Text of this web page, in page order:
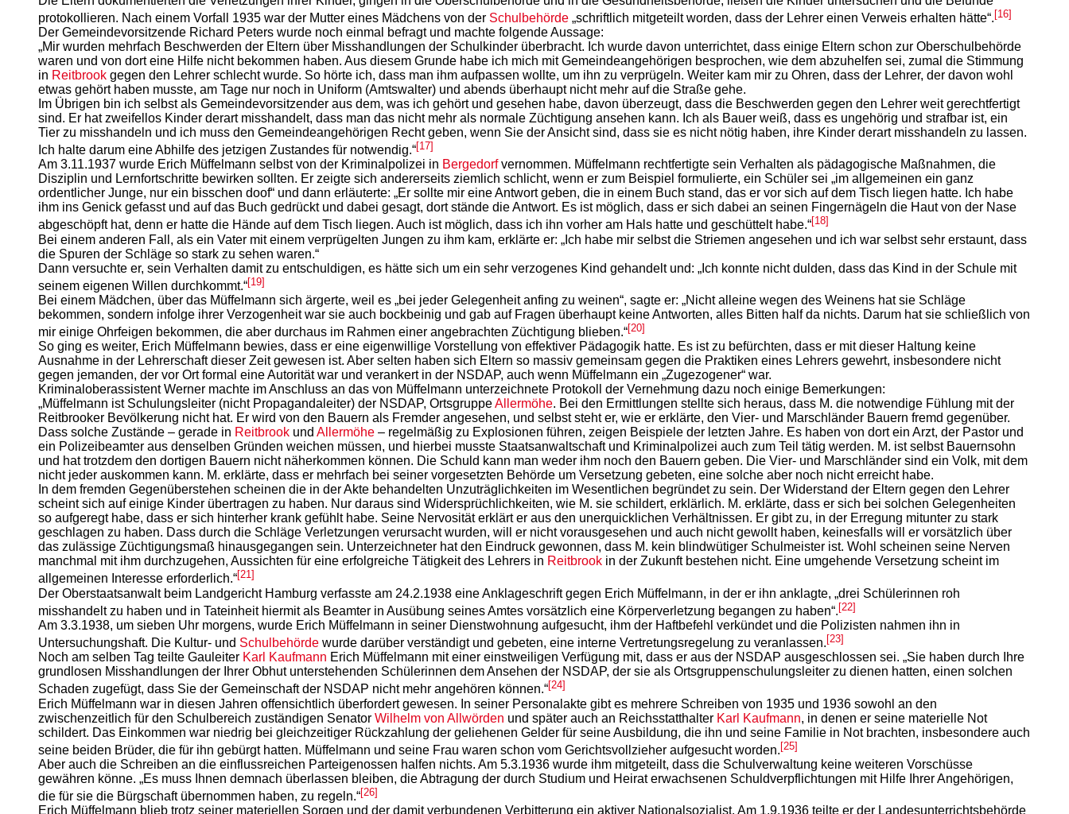
protokollieren. Nach einem Vorfall 1935 war der Mutter eines Mädchens von der Schulbehörde „schriftlich mitgeteilt worden, dass der Lehrer einen Verweis erhalten hätte“.[16]
Der Gemeindevorsitzende Richard Peters wurde noch einmal befragt und machte folgende Aussage:
„Mir wurden mehrfach Beschwerden der Eltern über Misshandlungen der Schulkinder überbracht. Ich wurde davon unterrichtet, dass einige Eltern schon zur Oberschulbehörde
waren und von dort eine Hilfe nicht bekommen haben. Aus diesem Grunde habe ich mich mit Gemeindeangehörigen besprochen, wie dem abzuhelfen sei, zumal die Stimmung
in Reitbrook gegen den Lehrer schlecht wurde. So hörte ich, dass man ihm aufpassen wollte, um ihn zu verprügeln. Weiter kam mir zu Ohren, dass der Lehrer, der davon wohl
etwas gehört haben musste, am Tage nur noch in Uniform (Amtswalter) und abends überhaupt nicht mehr auf die Straße gehe.
Im Übrigen bin ich selbst als Gemeindevorsitzender aus dem, was ich gehört und gesehen habe, davon überzeugt, dass die Beschwerden gegen den Lehrer weit gerechtfertigt
sind. Er hat zweifellos Kinder derart misshandelt, dass man das nicht mehr als normale Züchtigung ansehen kann. Ich als Bauer weiß, dass es ungehörig und strafbar ist, ein
Tier zu misshandeln und ich muss den Gemeindeangehörigen Recht geben, wenn Sie der Ansicht sind, dass sie es nicht nötig haben, ihre Kinder derart misshandeln zu lassen.
Ich halte darum eine Abhilfe des jetzigen Zustandes für notwendig.“[17]
Am 3.11.1937 wurde Erich Müffelmann selbst von der Kriminalpolizei in Bergedorfvernommen. Müffelmann rechtfertigte sein Verhalten als pädagogische Maßnahmen, die
Disziplin und Lernfortschritte bewirken sollten. Er zeigte sich andererseits ziemlich schlicht, wenn er zum Beispiel formulierte, ein Schüler sei „im allgemeinen ein ganz
ordentlicher Junge, nur ein bisschen doof“ und dann erläuterte: „Er sollte mir eine Antwort geben, die in einem Buch stand, das er vor sich auf dem Tisch liegen hatte. Ich habe
ihm ins Genick gefasst und auf das Buch gedrückt und dabei gesagt, dort stände die Antwort. Es ist möglich, dass er sich dabei an seinen Fingernägeln die Haut von der Nase
abgeschöpft hat, denn er hatte die Hände auf dem Tisch liegen. Auch ist möglich, dass ich ihn vorher am Hals hatte und geschüttelt habe.“[18]
Bei einem anderen Fall, als ein Vater mit einem verprügelten Jungen zu ihm kam, erklärte er: „Ich habe mir selbst die Striemen angesehen und ich war selbst sehr erstaunt, dass
die Spuren der Schläge so stark zu sehen waren.“
Dann versuchte er, sein Verhalten damit zu entschuldigen, es hätte sich um ein sehr verzogenes Kind gehandelt und: „Ich konnte nicht dulden, dass das Kind in der Schule mit
seinem eigenen Willen durchkommt.“[19]
Bei einem Mädchen, über das Müffelmann sich ärgerte, weil es „bei jeder Gelegenheit anfing zu weinen“, sagte er: „Nicht alleine wegen des Weinens hat sie Schläge
bekommen, sondern infolge ihrer Verzogenheit war sie auch bockbeinig und gab auf Fragen überhaupt keine Antworten, alles Bitten half da nichts. Darum hat sie schließlich von
mir einige Ohrfeigen bekommen, die aber durchaus im Rahmen einer angebrachten Züchtigung blieben.“[20]
So ging es weiter, Erich Müffelmann bewies, dass er eine eigenwillige Vorstellung von effektiver Pädagogik hatte. Es ist zu befürchten, dass er mit dieser Haltung keine
Ausnahme in der Lehrerschaft dieser Zeit gewesen ist. Aber selten haben sich Eltern so massiv gemeinsam gegen die Praktiken eines Lehrers gewehrt, insbesondere nicht
gegen jemanden, der vor Ort formal eine Autorität war und verankert in der NSDAP, auch wenn Müffelmann ein „Zugezogener“ war.
Kriminaloberassistent Werner machte im Anschluss an das von Müffelmann unterzeichnete Protokoll der Vernehmung dazu noch einige Bemerkungen:
„Müffelmann ist Schulungsleiter (nicht Propagandaleiter) der NSDAP, OrtsgruppeAllermöhe. Bei den Ermittlungen stellte sich heraus, dass M. die notwendige Fühlung mit der
Reitbrooker Bevölkerung nicht hat. Er wird von den Bauern als Fremder angesehen, und selbst steht er, wie er erklärte, den Vier- und Marschländer Bauern fremd gegenüber.
Dass solche Zustände – gerade in Reitbrook und Allermöhe – regelmäßig zu Explosionen führen, zeigen Beispiele der letzten Jahre. Es haben von dort ein Arzt, der Pastor und
ein Polizeibeamter aus denselben Gründen weichen müssen, und hierbei musste Staatsanwaltschaft und Kriminalpolizei auch zum Teil tätig werden. M. ist selbst Bauernsohn
und hat trotzdem den dortigen Bauern nicht näherkommen können. Die Schuld kann man weder ihm noch den Bauern geben. Die Vier- und Marschländer sind ein Volk, mit dem
nicht jeder auskommen kann. M. erklärte, dass er mehrfach bei seiner vorgesetzten Behörde um Versetzung gebeten, eine solche aber noch nicht erreicht habe.
In dem fremden Gegenüberstehen scheinen die in der Akte behandelten Unzuträglichkeiten im Wesentlichen begründet zu sein. Der Widerstand der Eltern gegen den Lehrer
scheint sich auf einige Kinder übertragen zu haben. Nur daraus sind Widersprüchlichkeiten, wie M. sie schildert, erklärlich. M. erklärte, dass er sich bei solchen Gelegenheiten
so aufgeregt habe, dass er sich hinterher krank gefühlt habe. Seine Nervosität erklärt er aus den unerquicklichen Verhältnissen. Er gibt zu, in der Erregung mitunter zu stark
geschlagen zu haben. Dass durch die Schläge Verletzungen verursacht wurden, will er nicht vorausgesehen und auch nicht gewollt haben, keinesfalls will er vorsätzlich über
das zulässige Züchtigungsmaß hinausgegangen sein. Unterzeichneter hat den Eindruck gewonnen, dass M. kein blindwütiger Schulmeister ist. Wohl scheinen seine Nerven
manchmal mit ihm durchzugehen, Aussichten für eine erfolgreiche Tätigkeit des Lehrers in Reitbrook in der Zukunft bestehen nicht. Eine umgehende Versetzung scheint im
allgemeinen Interesse erforderlich.“[21]
Der Oberstaatsanwalt beim Landgericht Hamburg verfasste am 24.2.1938 eine Anklageschrift gegen Erich Müffelmann, in der er ihn anklagte, „drei Schülerinnen roh
misshandelt zu haben und in Tateinheit hiermit als Beamter in Ausübung seines Amtes vorsätzlich eine Körperverletzung begangen zu haben“.[22]
Am 3.3.1938, um sieben Uhr morgens, wurde Erich Müffelmann in seiner Dienstwohnung aufgesucht, ihm der Haftbefehl verkündet und die Polizisten nahmen ihn in
Untersuchungshaft. Die Kultur- und Schulbehörde wurde darüber verständigt und gebeten, eine interne Vertretungsregelung zu veranlassen. [23]
Noch am selben Tag teilte Gauleiter Karl Kaufmann Erich Müffelmann mit einer einstweiligen Verfügung mit, dass er aus der NSDAP ausgeschlossen sei. „Sie haben durch Ihre
grundlosen Misshandlungen der Ihrer Obhut unterstehenden Schülerinnen dem Ansehen der NSDAP, der sie als Ortsgruppenschulungsleiter zu dienen hatten, einen solchen
Schaden zugefügt, dass Sie der Gemeinschaft der NSDAP nicht mehr angehören können.“[24]
Erich Müffelmann war in diesen Jahren offensichtlich überfordert gewesen. In seiner Personalakte gibt es mehrere Schreiben von 1935 und 1936 sowohl an den
zwischenzeitlich für den Schulbereich zuständigen Senator Wilhelm von Allwörden und später auch an Reichsstatthalter Karl Kaufmann, in denen er seine materielle Not
schildert. Das Einkommen war niedrig bei gleichzeitiger Rückzahlung der geliehenen Gelder für seine Ausbildung, die ihn und seine Familie in Not brachten, insbesondere auch
seine beiden Brüder, die für ihn gebürgt hatten. Müffelmann und seine Frau waren schon vom Gerichtsvollzieher aufgesucht worden.[25]
Aber auch die Schreiben an die einflussreichen Parteigenossen halfen nichts. Am 5.3.1936 wurde ihm mitgeteilt, dass die Schulverwaltung keine weiteren Vorschüsse
gewähren könne. „Es muss Ihnen demnach überlassen bleiben, die Abtragung der durch Studium und Heirat erwachsenen Schuldverpflichtungen mit Hilfe Ihrer Angehörigen,
die für sie die Bürgschaft übernommen haben, zu regeln.“[26]
Erich Müffelmann blieb trotz seiner materiellen Sorgen und der damit verbundenen Verbitterung ein aktiver Nationalsozialist. Am 1.9.1936 teilte er der Landesunterrichtsbehörde